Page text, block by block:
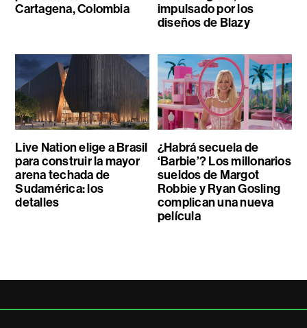
Cartagena, Colombia
impulsado por los
diseños de Blazy
Live Nation elige a Brasil
para construir la mayor
arena techada de
Sudamérica: los
detalles
¿Habrá secuela de
‘Barbie’? Los millonarios
sueldos de Margot
Robbie y Ryan Gosling
complican una nueva
película